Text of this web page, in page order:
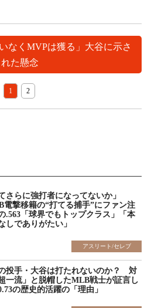
なくMVPは獲る」大谷に示さ
れた懸念
1 2
さらに強打者になってないか」
電撃移籍の“打てる捕手”にファン注
.563「球界でもトップクラス」「本
しでありがたい」
アスリート/セレブ
投手・大谷は打たれないのか？ 対
一流」と脱帽したMLB戦士が証言し
の歴史的活躍の「理由」